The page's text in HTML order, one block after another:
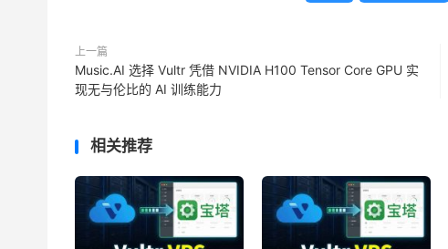
上一篇
Music.AI 选择 V​​ultr 凭借 NVIDIA H100 Tensor Core GPU 实
现无与伦比的 AI 训练能力
相关推荐